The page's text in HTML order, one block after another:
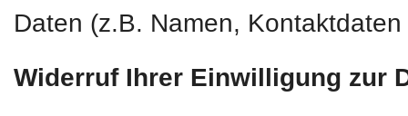
Daten (z.B. Namen,
Widerruf Ihrer Einwilligung zur